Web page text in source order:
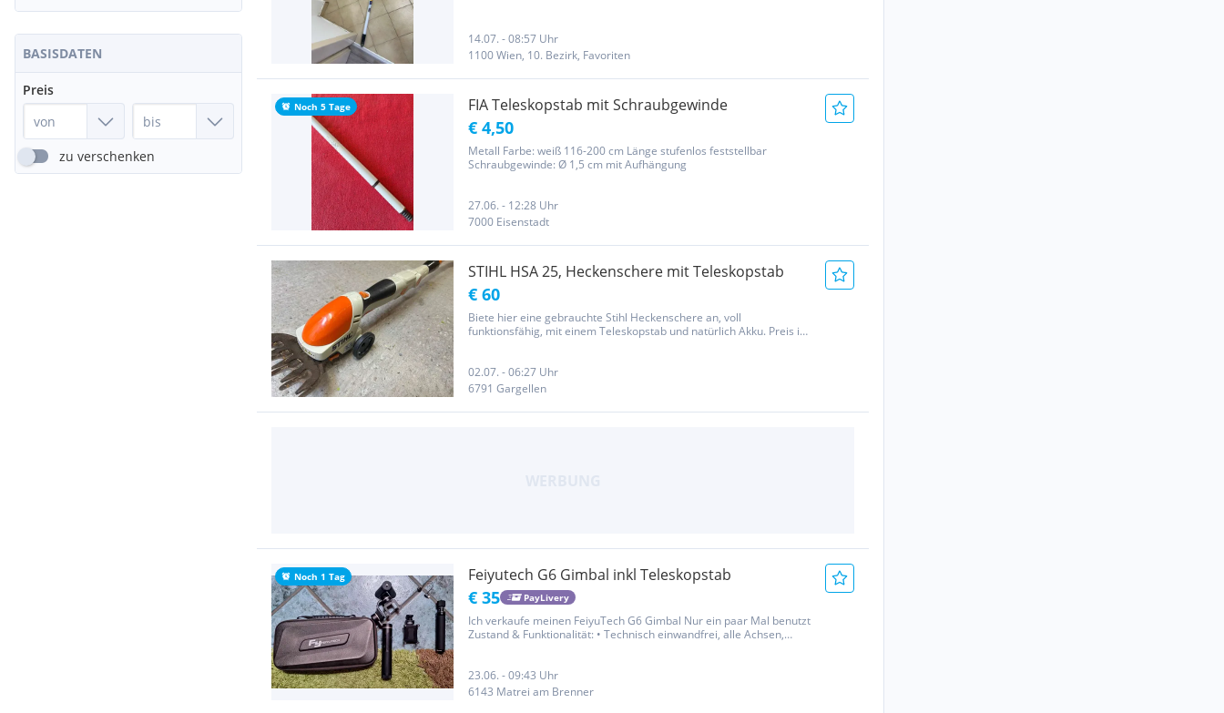
BASISDATEN
Preis
zu verschenken
14.07. - 08:57 Uhr
1100 Wien, 10. Bezirk, Favoriten
Noch 5 Tage FIA Teleskopstab mit Schraubgewinde
€ 4,50
Metall Farbe: weiß 116-200 cm Länge stufenlos feststellbar
Schraubgewinde: Ø 1,5 cm mit Aufhängung
27.06. - 12:28 Uhr
7000 Eisenstadt
STIHL HSA 25, Heckenschere mit Teleskopstab
€ 60
Biete hier eine gebrauchte Stihl Heckenschere an, voll
funktionsfähig, mit einem Teleskopstab und natürlich Akku. Preis ist
02.07. - 06:27 Uhr
6791 Gargellen
Noch 1 Tag Feiyutech G6 Gimbal inkl Teleskopstab
€ 35 PayLivery
Ich verkaufe meinen FeiyuTech G6 Gimbal Nur ein paar Mal benutzt
Zustand & Funktionalität: • Technisch einwandfrei, alle Achsen,
23.06. - 09:43 Uhr
6143 Matrei am Brenner